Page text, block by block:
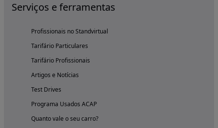
Serviços e ferramentas
Profissionais no Standvirtual
Tarifário Particulares
Tarifário Profissionais
Artigos e Notícias
Test Drives
Programa Usados ACAP
Quanto vale o seu carro?